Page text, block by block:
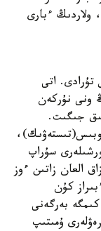
ولاردىڭ ءبارى
تۇرادى. اتى
ونى نۇركەن
جىگىت.
سۇراپ
العان زاتىن ءوز
كۇن
بەرگەنى
ۇمىتىپ